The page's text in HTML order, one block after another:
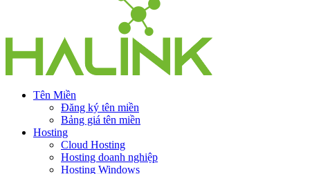
Tên Miền
Đăng ký tên miền
Bảng giá tên miền
Hosting
Cloud Hosting
Hosting doanh nghiệp
Hosting Windows